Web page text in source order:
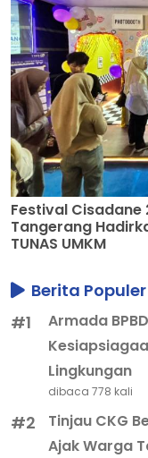
Festival
Tangerang
TUNAS UMKM
Berita Populer
#1
Armada
Lingkungan
dibaca 778 kali
#2
Tinjau CKG
Ajak Warga